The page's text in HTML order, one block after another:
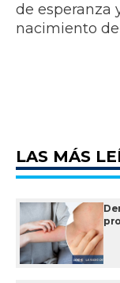
de esperanza
nacimiento de
LAS MÁS